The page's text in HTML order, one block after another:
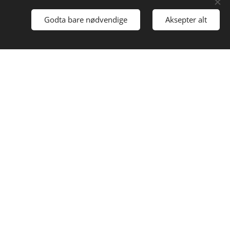
Godta bare nødvendige Aksepter alt